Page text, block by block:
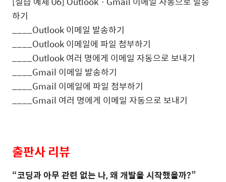
하기
____Outlook이메일 발송하기
____Outlook이메일에 파일 첨부하기
____Outlook여러 명에게 이메일 자동으로 보내기
____Gmail 이메일 발송하기
____Gmail 이메일에 파일 첨부하기
____Gmail 여러 명에게 이메일 자동으로 보내기
출판사 리뷰
“코딩과 아무 관련 없는 나,왜 개발을 시작했을까?”